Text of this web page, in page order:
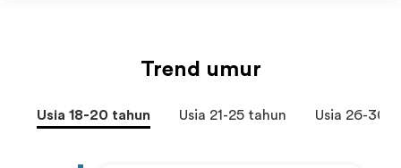
Trend umur
Usia 18-20 tahun Usia 21-25 tahun Usia 26-30